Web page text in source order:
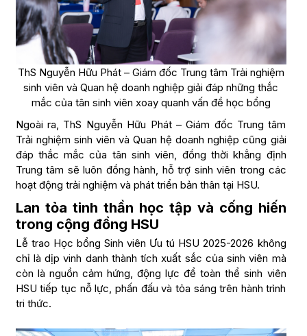
ThS Nguyễn Hữu Phát – Giám đốc Trung tâm Trải nghiệm
sinh viên và Quan hệ doanh nghiệp giải đáp những thắc
mắc của tân sinh viên xoay quanh vấn đề học bổng
Ngoài ra, ThS Nguyễn Hữu Phát – Giám đốc Trung tâm
Trải nghiệm sinh viên và Quan hệ doanh nghiệp cũng giải
đáp thắc mắc của tân sinh viên, đồng thời khẳng định
Trung tâm sẽ luôn đồng hành, hỗ trợ sinh viên trong các
hoạt động trải nghiệm và phát triển bản thân tại HSU.
Lan tỏa tinh thần học tập và cống hiến
trong cộng đồng HSU
Lễ trao Học bổng Sinh viên Ưu tú HSU 2025-2026 không
chỉ là dịp vinh danh thành tích xuất sắc của sinh viên mà
còn là nguồn cảm hứng, động lực để toàn thể sinh viên
HSU tiếp tục nỗ lực, phấn đấu và tỏa sáng trên hành trình
tri thức.